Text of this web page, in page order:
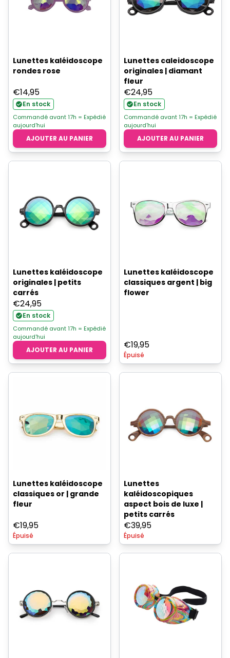
Lunettes kaléidoscope
rondes rose
€14,95
En stock
Commandé avant 17h = Expédié
aujourd'hui
AJOUTER AU PANIER
Lunettes caleidoscope
originales | diamant
fleur
€24,95
En stock
Commandé avant 17h = Expédié
aujourd'hui
AJOUTER AU PANIER
Lunettes kaléidoscope
originales | petits
carrés
€24,95
En stock
Commandé avant 17h = Expédié
aujourd'hui
AJOUTER AU PANIER
Lunettes kaléidoscope
classiques argent | big
flower
€19,95
Épuisé
Lunettes kaléidoscope
classiques or | grande
fleur
€19,95
Épuisé
Lunettes
kaléidoscopiques
aspect bois de luxe |
petits carrés
€39,95
Épuisé